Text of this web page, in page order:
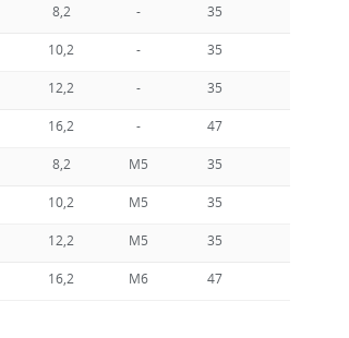
8,2 - 35
10,2 - 35
12,2 - 35
16,2 - 47
8,2 M5 35
10,2 M5 35
12,2 M5 35
16,2 M6 47